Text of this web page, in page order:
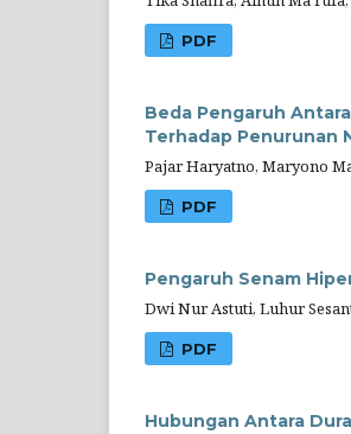
PDF
Beda Pengaruh
Terhadap Penurunan
Pajar Haryatno, Maryono
PDF
Pengaruh Senam
Dwi Nur Astuti, Luhur
PDF
Hubungan Antara